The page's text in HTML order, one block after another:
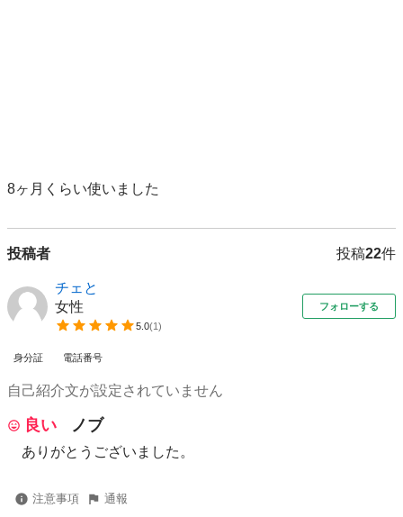
8ヶ月くらい使いました
投稿者 投稿22件
チェと
女性
5.0(1)
フォローする
身分証 電話番号
自己紹介文が設定されていません
良い ノブ
ありがとうございました。
注意事項 通報